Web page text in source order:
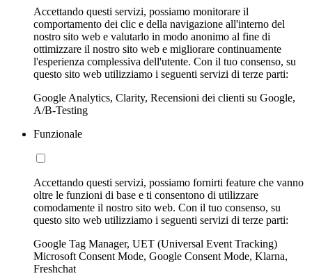
Accettando questi servizi, possiamo monitorare il
comportamento dei clic e della navigazione all'interno del
nostro sito web e valutarlo in modo anonimo al fine di
ottimizzare il nostro sito web e migliorare continuamente
l'esperienza complessiva dell'utente. Con il tuo consenso, su
questo sito web utilizziamo i seguenti servizi di terze parti:
Google Analytics, Clarity, Recensioni dei clienti su Google,
A/B-Testing
Funzionale
Accettando questi servizi, possiamo fornirti feature che vanno
oltre le funzioni di base e ti consentono di utilizzare
comodamente il nostro sito web. Con il tuo consenso, su
questo sito web utilizziamo i seguenti servizi di terze parti:
Google Tag Manager, UET (Universal Event Tracking)
Microsoft Consent Mode, Google Consent Mode, Klarna,
Freshchat